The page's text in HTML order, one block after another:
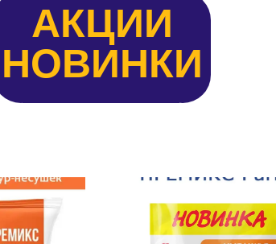
АКЦИИ
НОВИНКИ